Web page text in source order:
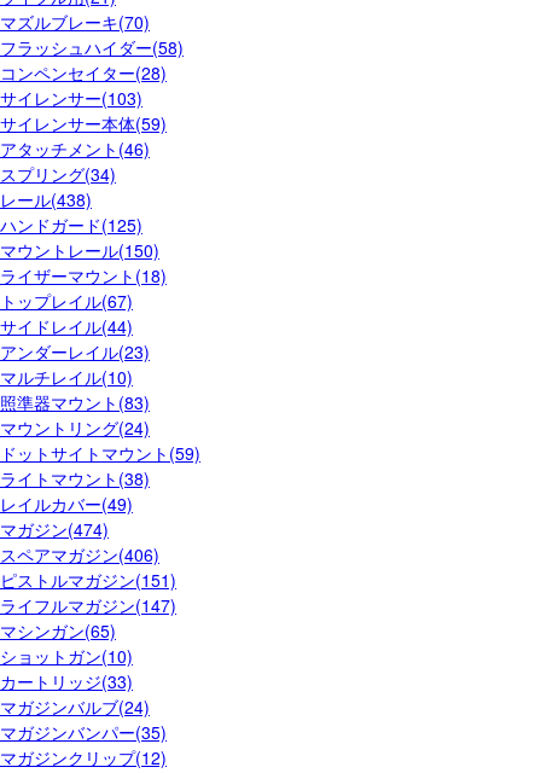
マズルブレーキ(70)
フラッシュハイダー(58)
コンペンセイター(28)
サイレンサー(103)
サイレンサー本体(59)
アタッチメント(46)
スプリング(34)
レール(438)
ハンドガード(125)
マウントレール(150)
ライザーマウント(18)
トップレイル(67)
サイドレイル(44)
アンダーレイル(23)
マルチレイル(10)
照準器マウント(83)
マウントリング(24)
ドットサイトマウント(59)
ライトマウント(38)
レイルカバー(49)
マガジン(474)
スペアマガジン(406)
ピストルマガジン(151)
ライフルマガジン(147)
マシンガン(65)
ショットガン(10)
カートリッジ(33)
マガジンバルブ(24)
マガジンバンパー(35)
マガジンクリップ(12)